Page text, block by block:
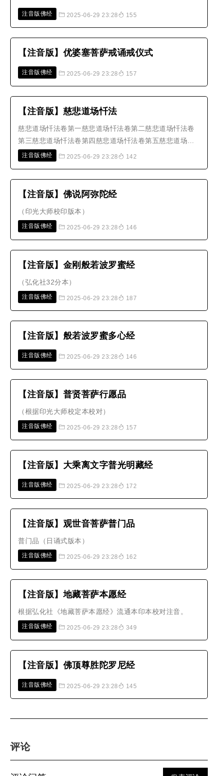
注音版佛经 2025-06-29 23:28 155
【注音版】优婆塞菩萨戒诵戒仪式
注音版佛经 2025-06-29 23:28 157
【注音版】慈悲道场忏法
慈悲道场忏法卷第一慈悲道场忏法卷第二慈悲道场忏法卷
第三慈悲道场忏法卷第四慈悲道场忏法卷第五慈悲道场忏
法卷第六慈悲道场忏法卷第七慈悲道场忏法卷第八慈悲道
根据《高丽大藏经》续入藏撰述，..
注音版佛经 2025-06-29 23:28 142
【注音版】佛说阿弥陀经
（印光大师校印版本）
注音版佛经 2025-06-29 23:28 146
【注音版】金刚般若波罗蜜经
（弘化社32分本）
注音版佛经 2025-06-29 23:28 187
【注音版】般若波罗蜜多心经
注音版佛经 2025-06-29 23:28 146
【注音版】普贤菩萨行愿品
（根据印光大师校定本校对）
注音版佛经 2025-06-29 23:28 157
【注音版】大乘离文字普光明藏经
注音版佛经 2025-06-29 23:28 172
【注音版】观世音菩萨普门品
普门品（日诵式版本）
注音版佛经 2025-06-29 23:28 162
【注音版】地藏菩萨本愿经
根据弘化社《地藏菩萨本愿经》流通本印本校对注音。
注音版佛经 2025-06-29 23:28 349
【注音版】佛顶尊胜陀罗尼经
注音版佛经 2025-06-29 23:28 145
评论